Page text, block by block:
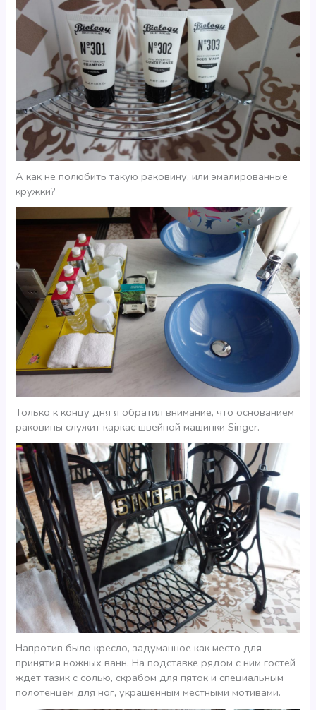
А как не полюбить такую раковину, или эмалированные
кружки?
Только к концу дня я обратил внимание, что основанием
раковины служит каркас швейной машинки Singer.
Напротив было кресло, задуманное как место для
принятия ножных ванн. На подставке рядом с ним гостей
ждет тазик с солью, скрабом для пяток и специальным
полотенцем для ног, украшенным местными мотивами.